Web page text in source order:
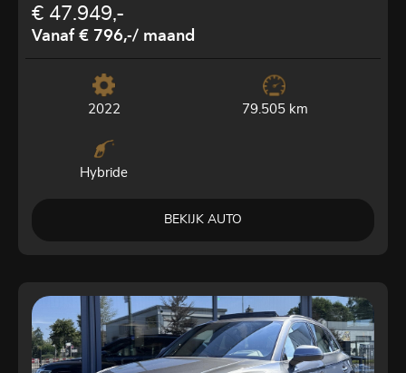
€ 47.949,-
Vanaf € 796,-/ maand
2022 79.505 km
Hybride
BEKIJK AUTO